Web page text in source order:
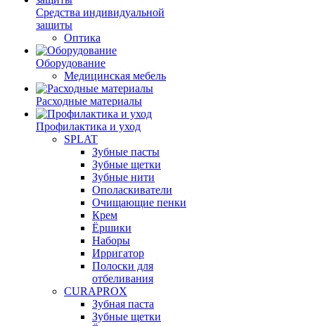
Средства индивидуальной
защиты
Оптика
Оборудование
Медицинская мебель
Расходные материалы
Профилактика и уход
SPLAT
Зубные пасты
Зубные щетки
Зубные нити
Ополаскиватели
Очищающие пенки
Крем
Ёршики
Наборы
Ирригатор
Полоски для
отбеливания
CURAPROX
Зубная паста
Зубные щетки